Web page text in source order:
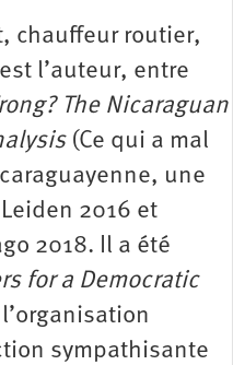
chauffeur routier,
l’auteur, entre
The Nicaraguan
(Ce qui a mal
une
2016 et
2018. Il a été
for a Democratic
sympathisante